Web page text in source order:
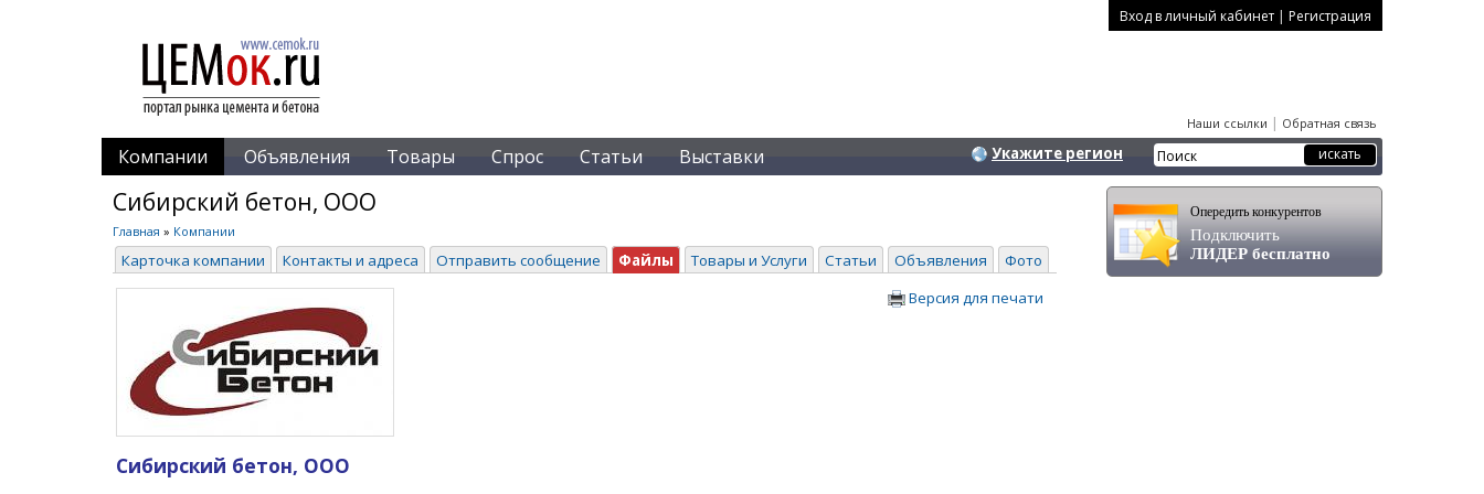
Вход в личный кабинет | Регистрация
Наши ссылки | Обратная связь
Компании Объявления Товары Спрос Статьи Выставки Укажите регион
Сибирский бетон, ООО
Главная » Компании
Карточка компании Контакты и адреса Отправить сообщение Файлы Товары и Услуги Статьи Объявления Фото
Сибирский бетон, ООО
Версия для печати
Опередить конкурентов
Подключить
ЛИДЕР бесплатно